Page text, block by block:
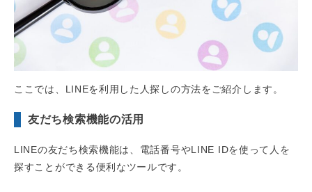
ここでは、LINEを利用した人探しの方法をご紹介します。
友だち検索機能の活用
LINEの友だち検索機能は、電話番号やLINE IDを使って人を
探すことができる便利なツールです。